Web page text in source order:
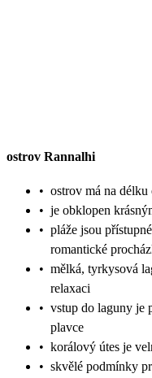
ostrov Rannalhi
• ostrov má na délku
• je obklopen
• pláže jsou
romantické
• mělká, tyrkysová
relaxaci
• vstup do laguny je
plavce
• korálový útes je
• skvělé podmínky